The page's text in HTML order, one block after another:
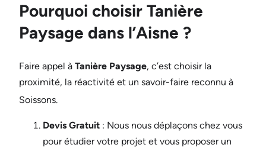
Pourquoi choisir Tanière
Paysage dans l’Aisne ?
Faire appel à Tanière Paysage, c’est choisir la
proximité, la réactivité et un savoir-faire reconnu à
Soissons.
Devis Gratuit : Nous nous déplaçons chez vous
pour étudier votre projet et vous proposer un